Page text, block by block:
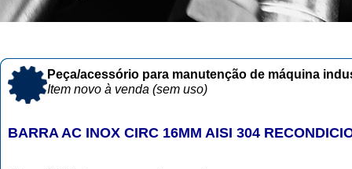
Peça/acessório para manutenção de máquina
Item novo à venda (sem uso)
BARRA AC INOX CIRC 16MM AISI 304